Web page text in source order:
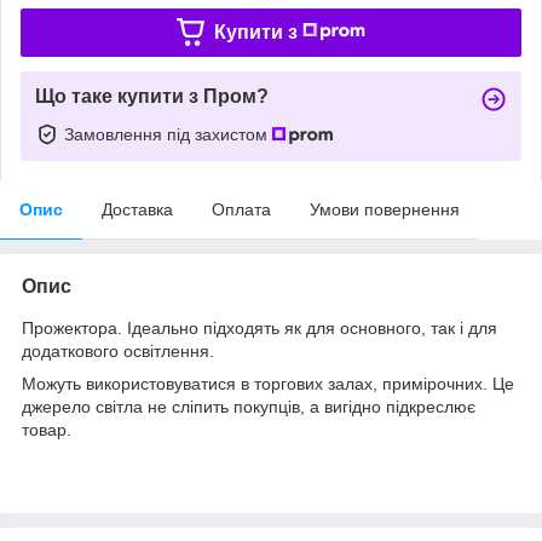
Купити з
Що таке купити з Пром?
Замовлення під захистом
Опис Доставка Оплата Умови повернення
Опис
Прожектора. Ідеально підходять як для основного, так і для
додаткового освітлення.
Можуть використовуватися в торгових залах, примірочних. Це
джерело світла не сліпить покупців, а вигідно підкреслює
товар.